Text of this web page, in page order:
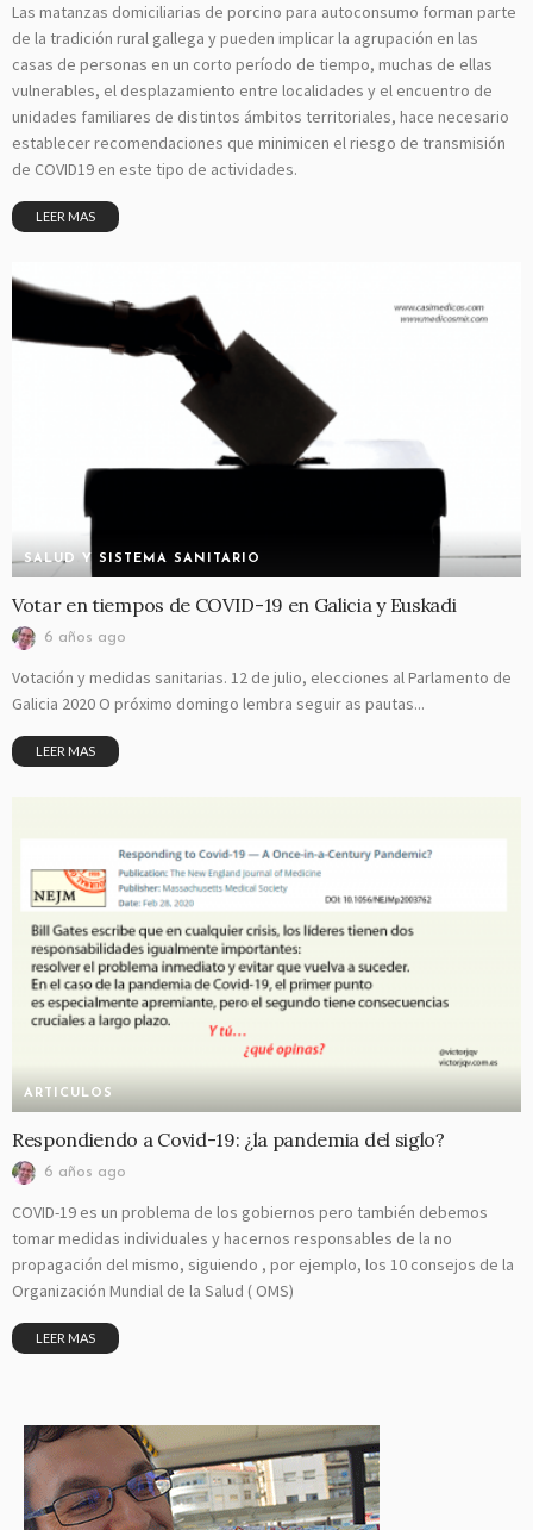
Las matanzas domiciliarias de porcino para autoconsumo forman parte
de la tradición rural gallega y pueden implicar la agrupación en las
casas de personas en un corto período de tiempo, muchas de ellas
vulnerables, el desplazamiento entre localidades y el encuentro de
unidades familiares de distintos ámbitos territoriales, hace necesario
establecer recomendaciones que minimicen el riesgo de transmisión
de COVID19 en este tipo de actividades.
LEER MAS
SALUD Y SISTEMA SANITARIO
Votar en tiempos de COVID-19 en Galicia y Euskadi
6 años ago
Votación y medidas sanitarias. 12 de julio, elecciones al Parlamento de
Galicia 2020 O próximo domingo lembra seguir as pautas...
LEER MAS
ARTICULOS
Respondiendo a Covid-19: ¿la pandemia del siglo?
6 años ago
COVID-19 es un problema de los gobiernos pero también debemos
tomar medidas individuales y hacernos responsables de la no
propagación del mismo, siguiendo , por ejemplo, los 10 consejos de la
Organización Mundial de la Salud ( OMS)
LEER MAS